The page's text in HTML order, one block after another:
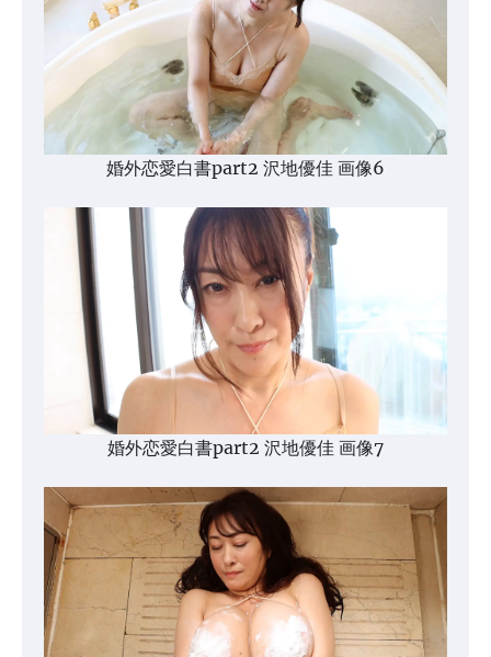
婚外恋愛白書part2 沢地優佳 画像6
婚外恋愛白書part2 沢地優佳 画像7